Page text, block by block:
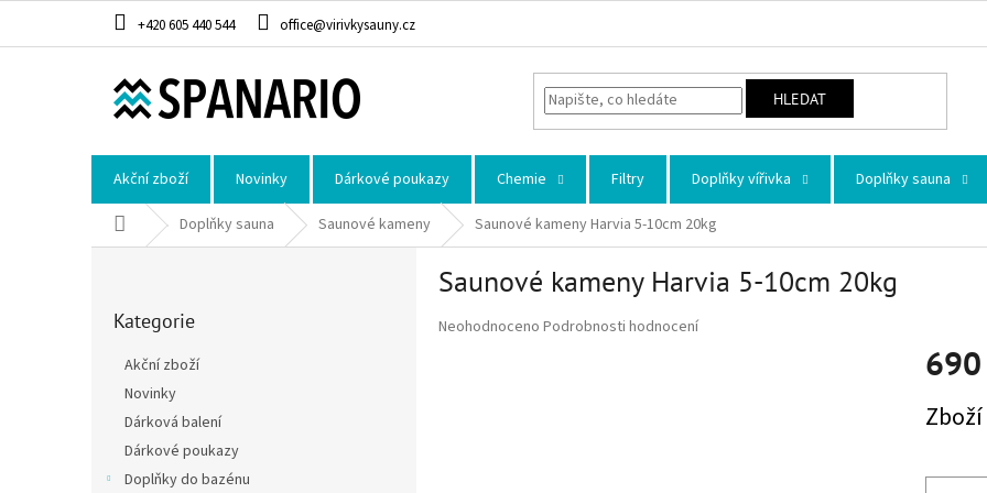
+420 605 440 544 office@virivkysauny.cz
HLEDAT
Akční zboží Novinky Dárkové poukazy Chemie Filtry Doplňky vířivka Doplňky sauna
Domů Doplňky sauna Saunové kameny Saunové kameny Harvia 5-10cm 20kg
Kategorie
Akční zboží
Novinky
Dárková balení
Dárkové poukazy
Doplňky do bazénu
Saunové kameny Harvia 5-10cm 20kg
Průměrné hodnocení produktu je 0,0 z 5 hvězdiček.
Neohodnoceno Podrobnosti hodnocení